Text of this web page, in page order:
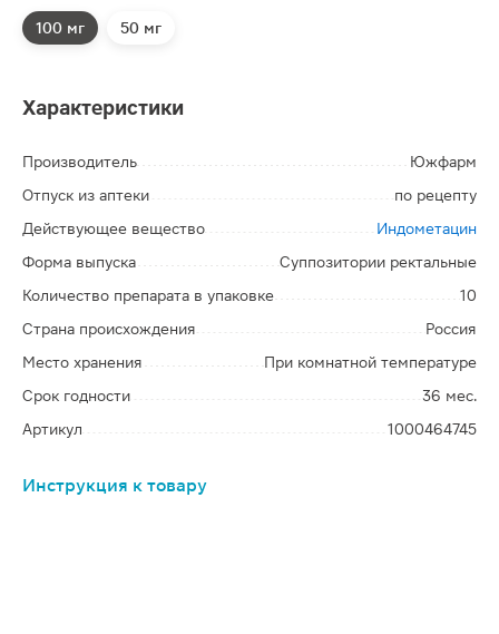
100 мг 50 мг
Характеристики
Производитель
Южфарм
Отпуск из аптеки
по рецепту
Действующее вещество
Индометацин
Форма выпуска
Суппозитории ректальные
Количество препарата в упаковке
10
Страна происхождения
Россия
Место хранения
При комнатной температуре
Срок годности
36 мес.
Артикул
1000464745
Инструкция к товару